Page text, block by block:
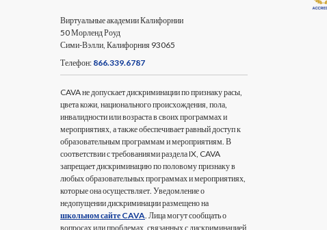
Виртуальные академии Калифорнии
50 Морленд Роуд
Сими-Вэлли, Калифорния 93065
Телефон: 866.339.6787
CAVA не допускает дискриминации по признаку расы,
цвета кожи, национального происхождения, пола,
инвалидности или возраста в своих программах и
мероприятиях, а также обеспечивает равный доступ к
образовательным программам и мероприятиям. В
соответствии с требованиями раздела IX, CAVA
запрещает дискриминацию по половому признаку в
любых образовательных программах и мероприятиях,
которые она осуществляет. Уведомление о
недопущении дискриминации размещено на
школьном сайте CAVA. Лица могут сообщать о
вопросах или проблемах, связанных с дискриминацией